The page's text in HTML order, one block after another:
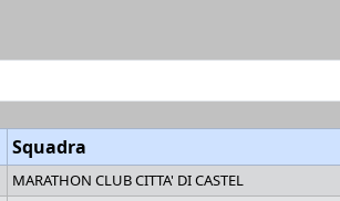
Squadra
MARATHON CLUB CITTA' DI CASTEL